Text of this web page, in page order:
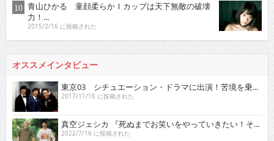
青山ひかる 童顔柔らかＩカップは天下無敵の破壊
力！...
2015/2/16 に投稿された
オススメインタビュー
東京03 シチュエーション・ドラマに出演！苦境を乗...
2017/11/16 に投稿された
真空ジェシカ 『死ぬまでお笑いをやっていきたい！そ...
2022/7/16 に投稿された